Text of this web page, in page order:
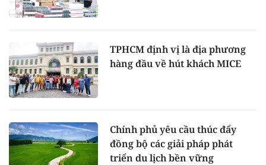
TPHCM định vị là địa phương
hàng đầu về hút khách MICE
Chính phủ yêu cầu thúc đẩy
đồng bộ các giải pháp phát
triển du lịch bền vững